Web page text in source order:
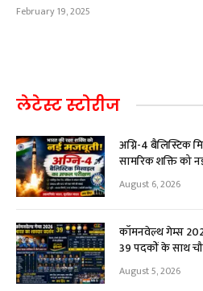
February 19, 2025
लेटेस्ट स्टोरीज
अग्नि-4 बैलिस्टिक
सामरिक शक्ति को
August 6, 2026
कॉमनवेल्थ गेम्स
39 पदकों के साथ
August 5, 2026